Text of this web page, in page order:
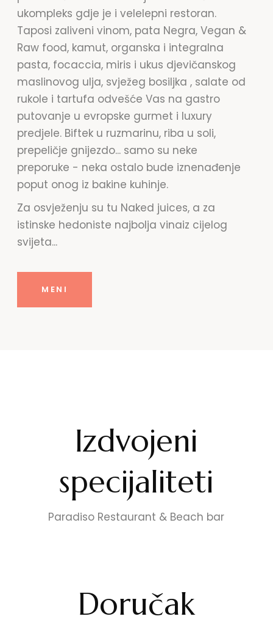
ukompleks gdje je i velelepni restoran.
Taposi zaliveni vinom, pata Negra, Vegan &
Raw food, kamut, organska i integralna
pasta, focaccia, miris i ukus djevičanskog
maslinovog ulja, svježeg bosiljka , salate od
rukole i tartufa odvešće Vas na gastro
putovanje u evropske gurmet i luxury
predjele. Biftek u ruzmarinu, riba u soli,
prepeličje gnijezdo... samo su neke
preporuke - neka ostalo bude iznenađenje
poput onog iz bakine kuhinje.
Za osvježenju su tu Naked juices, a za
istinske hedoniste najbolja vinaiz cijelog
svijeta...
MENI
Izdvojeni
specijaliteti
Paradiso Restaurant & Beach bar
Doručak